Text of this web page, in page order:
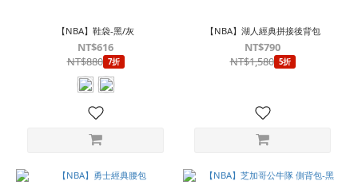
【NBA】鞋袋-黑/灰
NT$616
NT$880 7折
【NBA】湖人經典拼接後背包
NT$790
NT$1,580 5折